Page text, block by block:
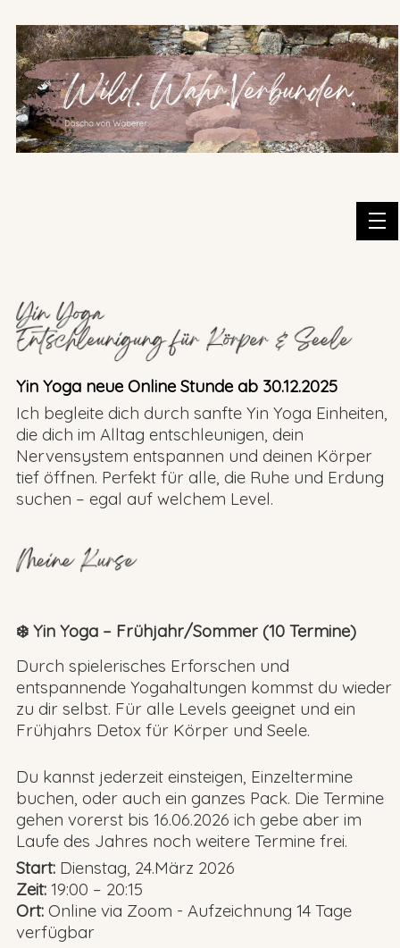
Yin Yoga neue Online Stunde ab 30.12.2025
Ich begleite dich durch sanfte Yin Yoga Einheiten,
die dich im Alltag entschleunigen, dein
Nervensystem entspannen und deinen Körper
tief öffnen. Perfekt für alle, die Ruhe und Erdung
suchen – egal auf welchem Level.
❄️ Yin Yoga – Frühjahr/Sommer (10 Termine)
Durch spielerisches Erforschen und
entspannende Yogahaltungen kommst du wieder
zu dir selbst. Für alle Levels geeignet und ein
Frühjahrs Detox für Körper und Seele.
Du kannst jederzeit einsteigen, Einzeltermine
buchen, oder auch ein ganzes Pack. Die Termine
gehen vorerst bis 16.06.2026 ich gebe aber im
Laufe des Jahres noch weitere Termine frei.
Start: Dienstag, 24.März 2026
Zeit: 19:00 – 20:15
Ort: Online via Zoom - Aufzeichnung 14 Tage
verfügbar